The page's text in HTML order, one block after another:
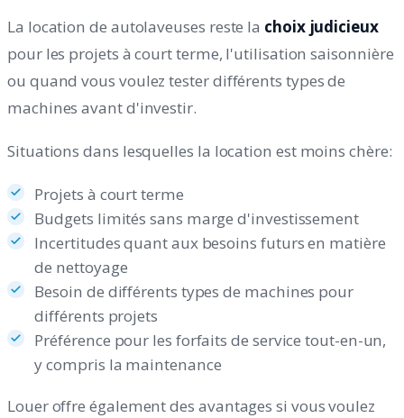
La location de autolaveuses reste la choix judicieux
pour les projets à court terme, l'utilisation saisonnière
ou quand vous voulez tester différents types de
machines avant d'investir.
Situations dans lesquelles la location est moins chère:
Projets à court terme
Budgets limités sans marge d'investissement
Incertitudes quant aux besoins futurs en matière
de nettoyage
Besoin de différents types de machines pour
différents projets
Préférence pour les forfaits de service tout-en-un,
y compris la maintenance
Louer offre également des avantages si vous voulez